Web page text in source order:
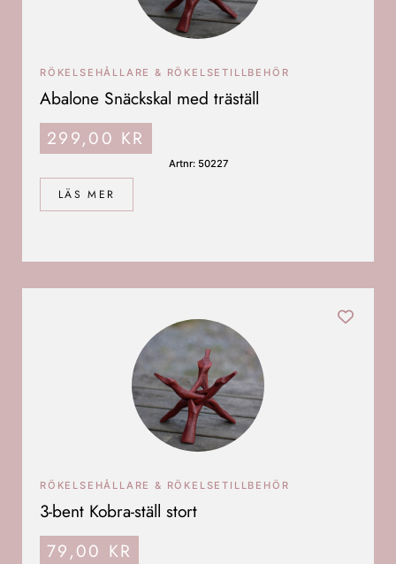
LÄS MER
RÖKELSEHÅLLARE & RÖKELSETILLBEHÖR
Abalone Snäckskal med träställ
299,00 KR
Artnr: 50227
RÖKELSEHÅLLARE & RÖKELSETILLBEHÖR
3-bent Kobra-ställ stort
79,00 KR